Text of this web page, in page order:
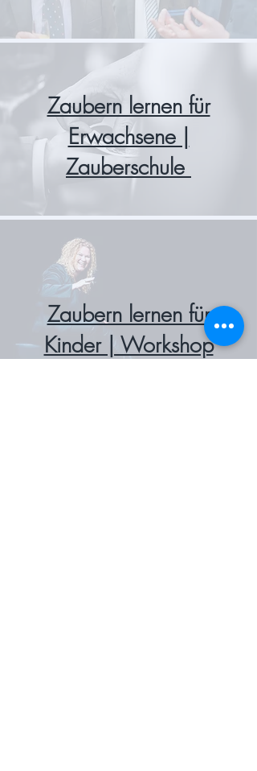
Zaubern lernen für
Erwachsene |
Zauberschule
Zaubern lernen für
Kinder | Workshop